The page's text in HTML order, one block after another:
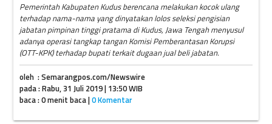
Pemerintah Kabupaten Kudus berencana melakukan kocok ulang
terhadap nama-nama yang dinyatakan lolos seleksi pengisian
jabatan pimpinan tinggi pratama di Kudus, Jawa Tengah menyusul
adanya operasi tangkap tangan Komisi Pemberantasan Korupsi
(OTT-KPK) terhadap bupati terkait dugaan jual beli jabatan.
oleh : Semarangpos.com/Newswire
pada : Rabu, 31 Juli 2019 | 13:50 WIB
baca : 0 menit baca |0 Komentar